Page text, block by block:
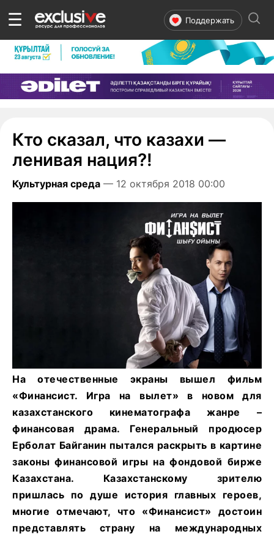
☰ Поддержать
Кто сказал, что казахи —
ленивая нация?!
Культурная среда — 12 октября 2018 00:00
На отечественные экраны вышел фильм
«Финансист. Игра на вылет» в новом для
казахстанского кинематографа жанре –
финансовая драма. Генеральный продюсер
Ерболат Байганин пытался раскрыть в картине
законы финансовой игры на фондовой бирже
Казахстана. Казахстанскому зрителю
пришлась по душе история главных героев,
многие отмечают, что «Финансист» достоин
представлять страну на международных